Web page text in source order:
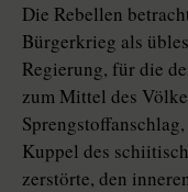
Die Rebellen
Bürgerkrieg als
Regierung, für die
zum Mittel des
Kuppel des
zerstörte, den